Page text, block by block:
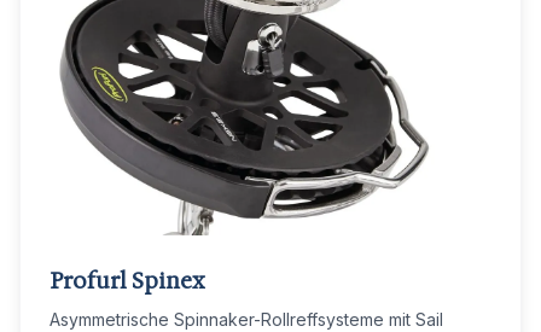
Profurl Spinex
Asymmetrische Spinnaker-Rollreffsysteme mit Sail